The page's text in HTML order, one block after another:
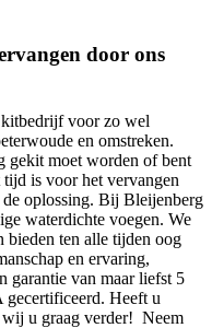
door ons
voor zo wel
en omstreken.
gekit moet worden of bent
is voor het vervangen
oplossing. Bij Bleijenberg
waterdichte voegen. We
bieden ten alle tijden oog
en ervaring,
garantie van maar liefst 5
Heeft u
wij u graag verder! Neem